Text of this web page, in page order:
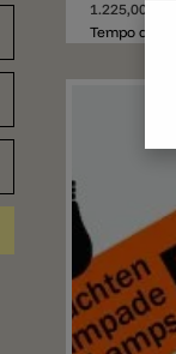
iniezione
Attacco a
1.225,00 €*
Tempo di